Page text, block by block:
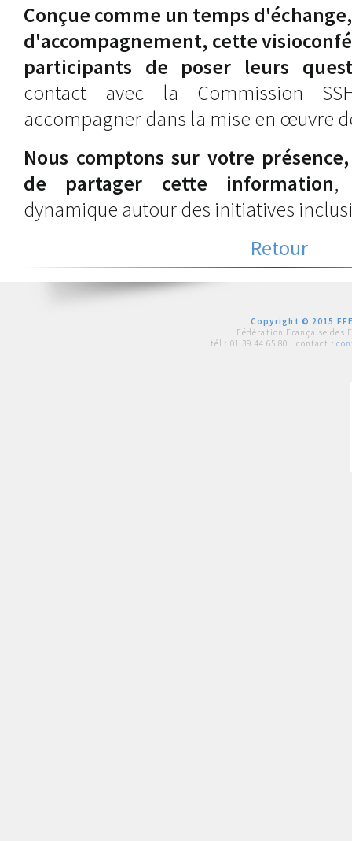
Conçue comme un temps
d'accompagnement, cette
participants de poser leurs
contact avec la Commission
accompagner dans la mise en œuvre
Nous comptons sur votre
de partager cette information,
dynamique autour des initiatives
Retour
Copyright © 2015
Fédération Française des
tél : 01 39 44 65 80 | contact :